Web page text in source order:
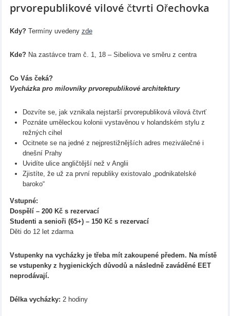
prvorepublikové vilové čtvrti Ořechovka
Kdy?Termíny uvedeny zde
Kde?Na zastávce tram č. 1, 18 – Sibeliova ve směru z centra
Co Vás čeká?
Vycházka pro milovníky prvorepublikové architektury
Dozvíte se, jak vznikala nejstarší prvorepubliková vilová čtvrť
Poznáte uměleckou kolonii vystavěnou v holandském stylu z
režných cihel
Ocitnete se na jedné z nejprestižnějších adres meziválečné i
dnešní Prahy
Uvidíte ulice angličtější než v Anglii
Zjistíte, že už za první republiky existovalo „podnikatelské
baroko“
Vstupné:
Dospělí – 200 Kč s rezervací
Studenti a senioři (65+) – 150 Kč s rezervací
Děti do 12 let zdarma
Vstupenky na vycházky je třeba mít zakoupené předem. Na místě
se vstupenky z hygienických důvodů a následně zaváděné EET
neprodávají.
Délka vycházky: 2 hodiny